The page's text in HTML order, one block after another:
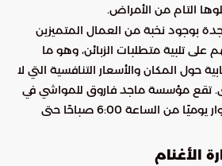
التام من الأمراض.
بوجود نخبة من العمال المتميزين
على تلبية متطلبات الزبائن، وهو ما
حول المكان والأسعار التنافسية التي لا
تقع مؤسسة ماجد فاروق للمواشي في
حي الخمرة، وتستقبل الزوار يوميًا من الساعة 6:00 صباحًا حتى